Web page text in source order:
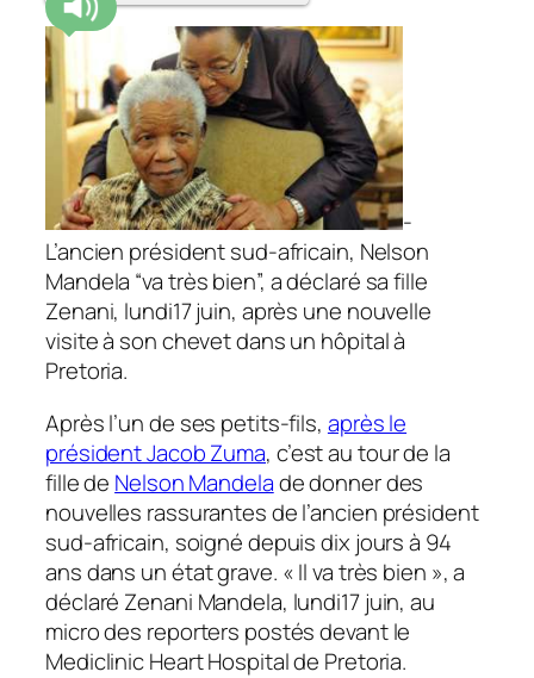
-
L’ancien président sud-africain, Nelson
Mandela “va très bien”, a déclaré sa fille
Zenani, lundi17 juin, après une nouvelle
visite à son chevet dans un hôpital à
Pretoria.
Après l’un de ses petits-fils, après le
président Jacob Zuma, c’est au tour de la
fille de Nelson Mandelade donner des
nouvelles rassurantes de l’ancien président
sud-africain, soigné depuis dix jours à 94
ans dans un état grave. « Il va très bien », a
déclaré Zenani Mandela, lundi17 juin, au
micro des reporters postés devant le
Mediclinic Heart Hospital de Pretoria.